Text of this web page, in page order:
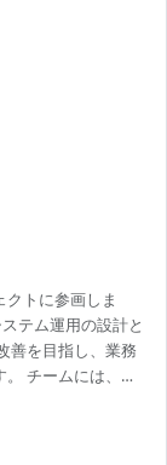
トに参画しま
テム運用の設計と
善を目指し、業務
チームには、経
ち合わせた方が
企業のプロジェク